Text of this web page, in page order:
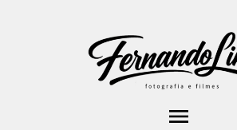
menu